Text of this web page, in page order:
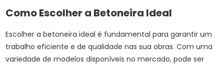
Como Escolher a Betoneira Ideal
Escolher a betoneira ideal é fundamental para garantir um
trabalho eficiente e de qualidade nas sua obras. Com uma
variedade de modelos disponíveis no mercado, pode ser